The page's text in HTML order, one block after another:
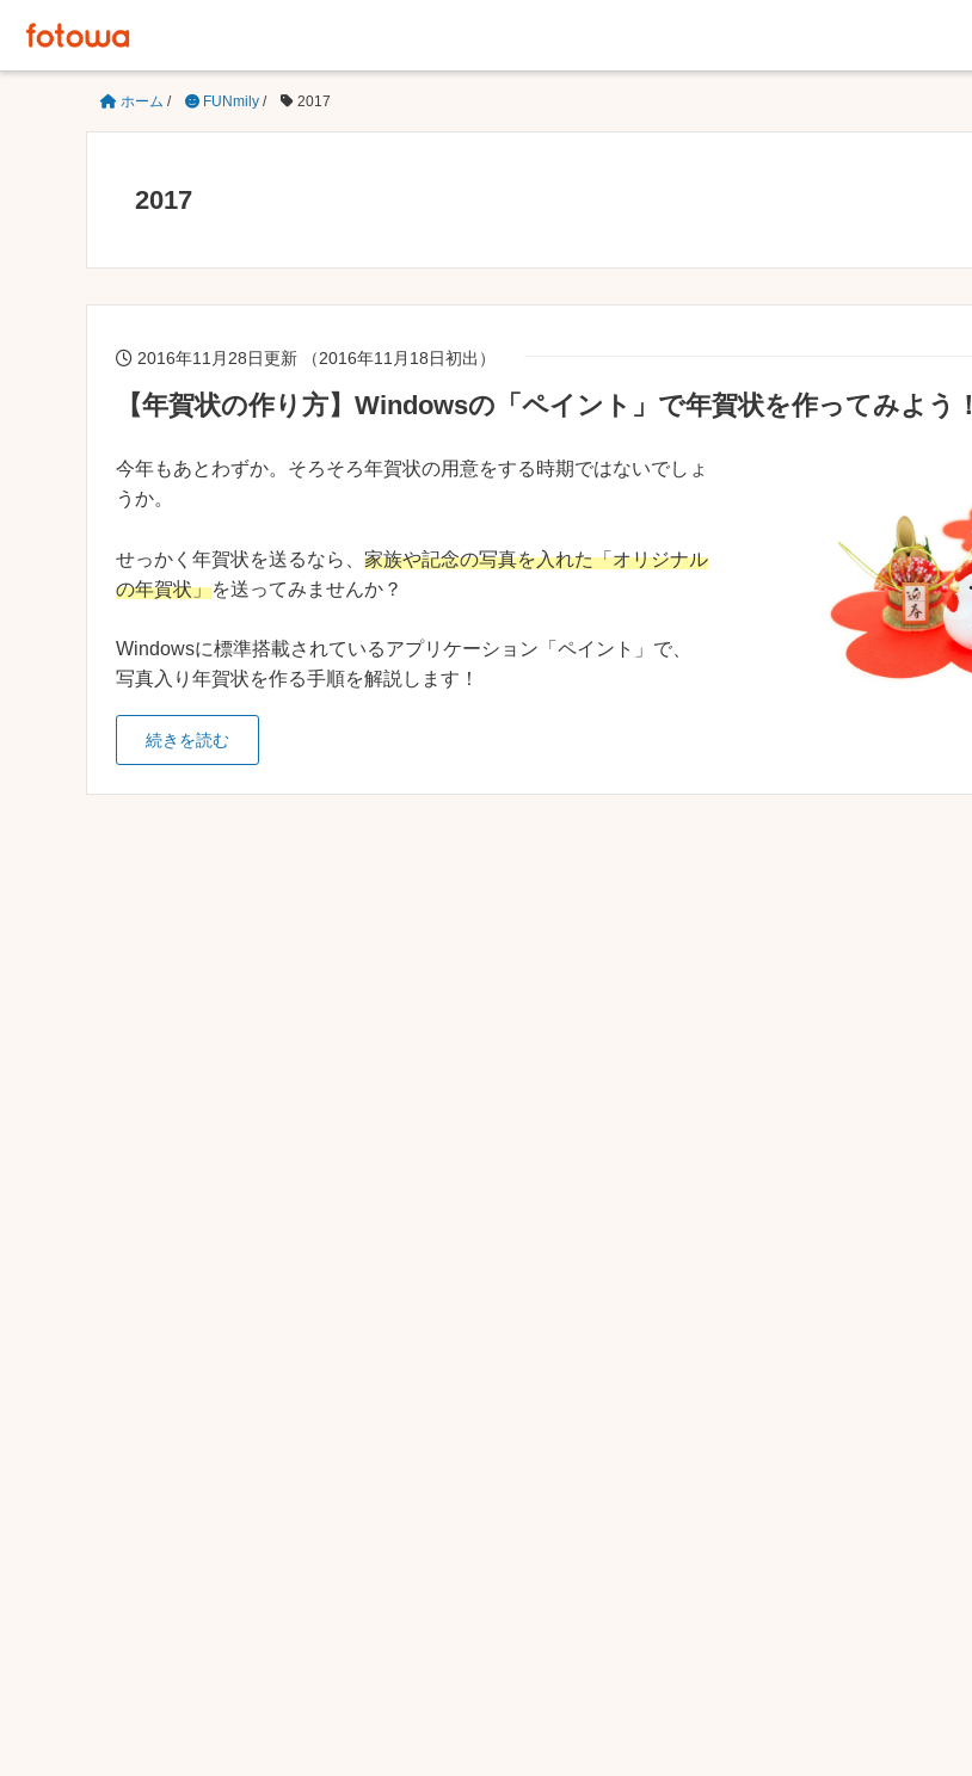
ホーム / FUNmily / 2017
2017
2016年11月28日更新 （2016年11月18日初出）
【年賀状の作り方】Windowsの「ペイント」で年賀状を作ってみよう！
今年もあとわずか。そろそろ年賀状の用意をする時期ではないでしょ
うか。
せっかく年賀状を送るなら、 家族や記念の写真を入れた「オリジナル
の年賀状」を送ってみませんか？
Windowsに標準搭載されているアプリケーション「ペイント」で、
写真入り年賀状を作る手順を解説します！
続きを読む